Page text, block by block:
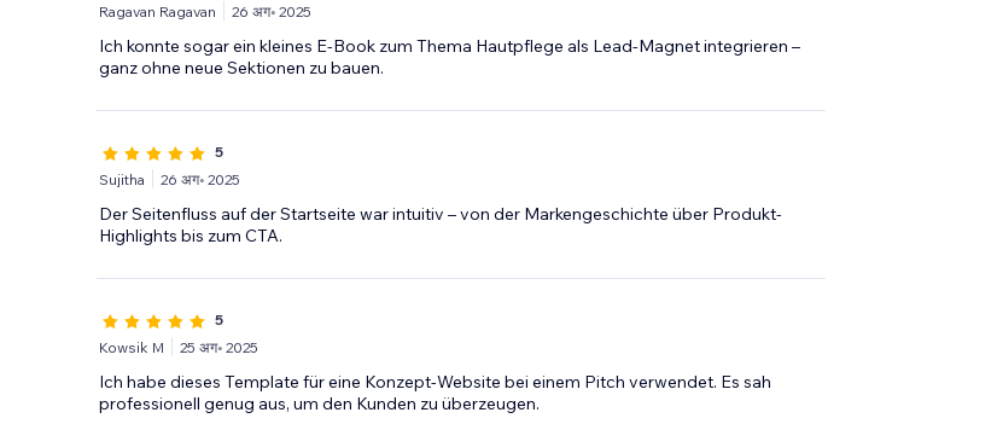
Ragavan Ragavan
26 अग॰ 2025
Ich konnte sogar ein kleines E-Book zum Thema Hautpflege als Lead-Magnet integrieren –
ganz ohne neue Sektionen zu bauen.
5
Sujitha
26 अग॰ 2025
Der Seitenfluss auf der Startseite war intuitiv – von der Markengeschichte über Produkt-
Highlights bis zum CTA.
5
Kowsik M
25 अग॰ 2025
Ich habe dieses Template für eine Konzept-Website bei einem Pitch verwendet. Es sah
professionell genug aus, um den Kunden zu überzeugen.